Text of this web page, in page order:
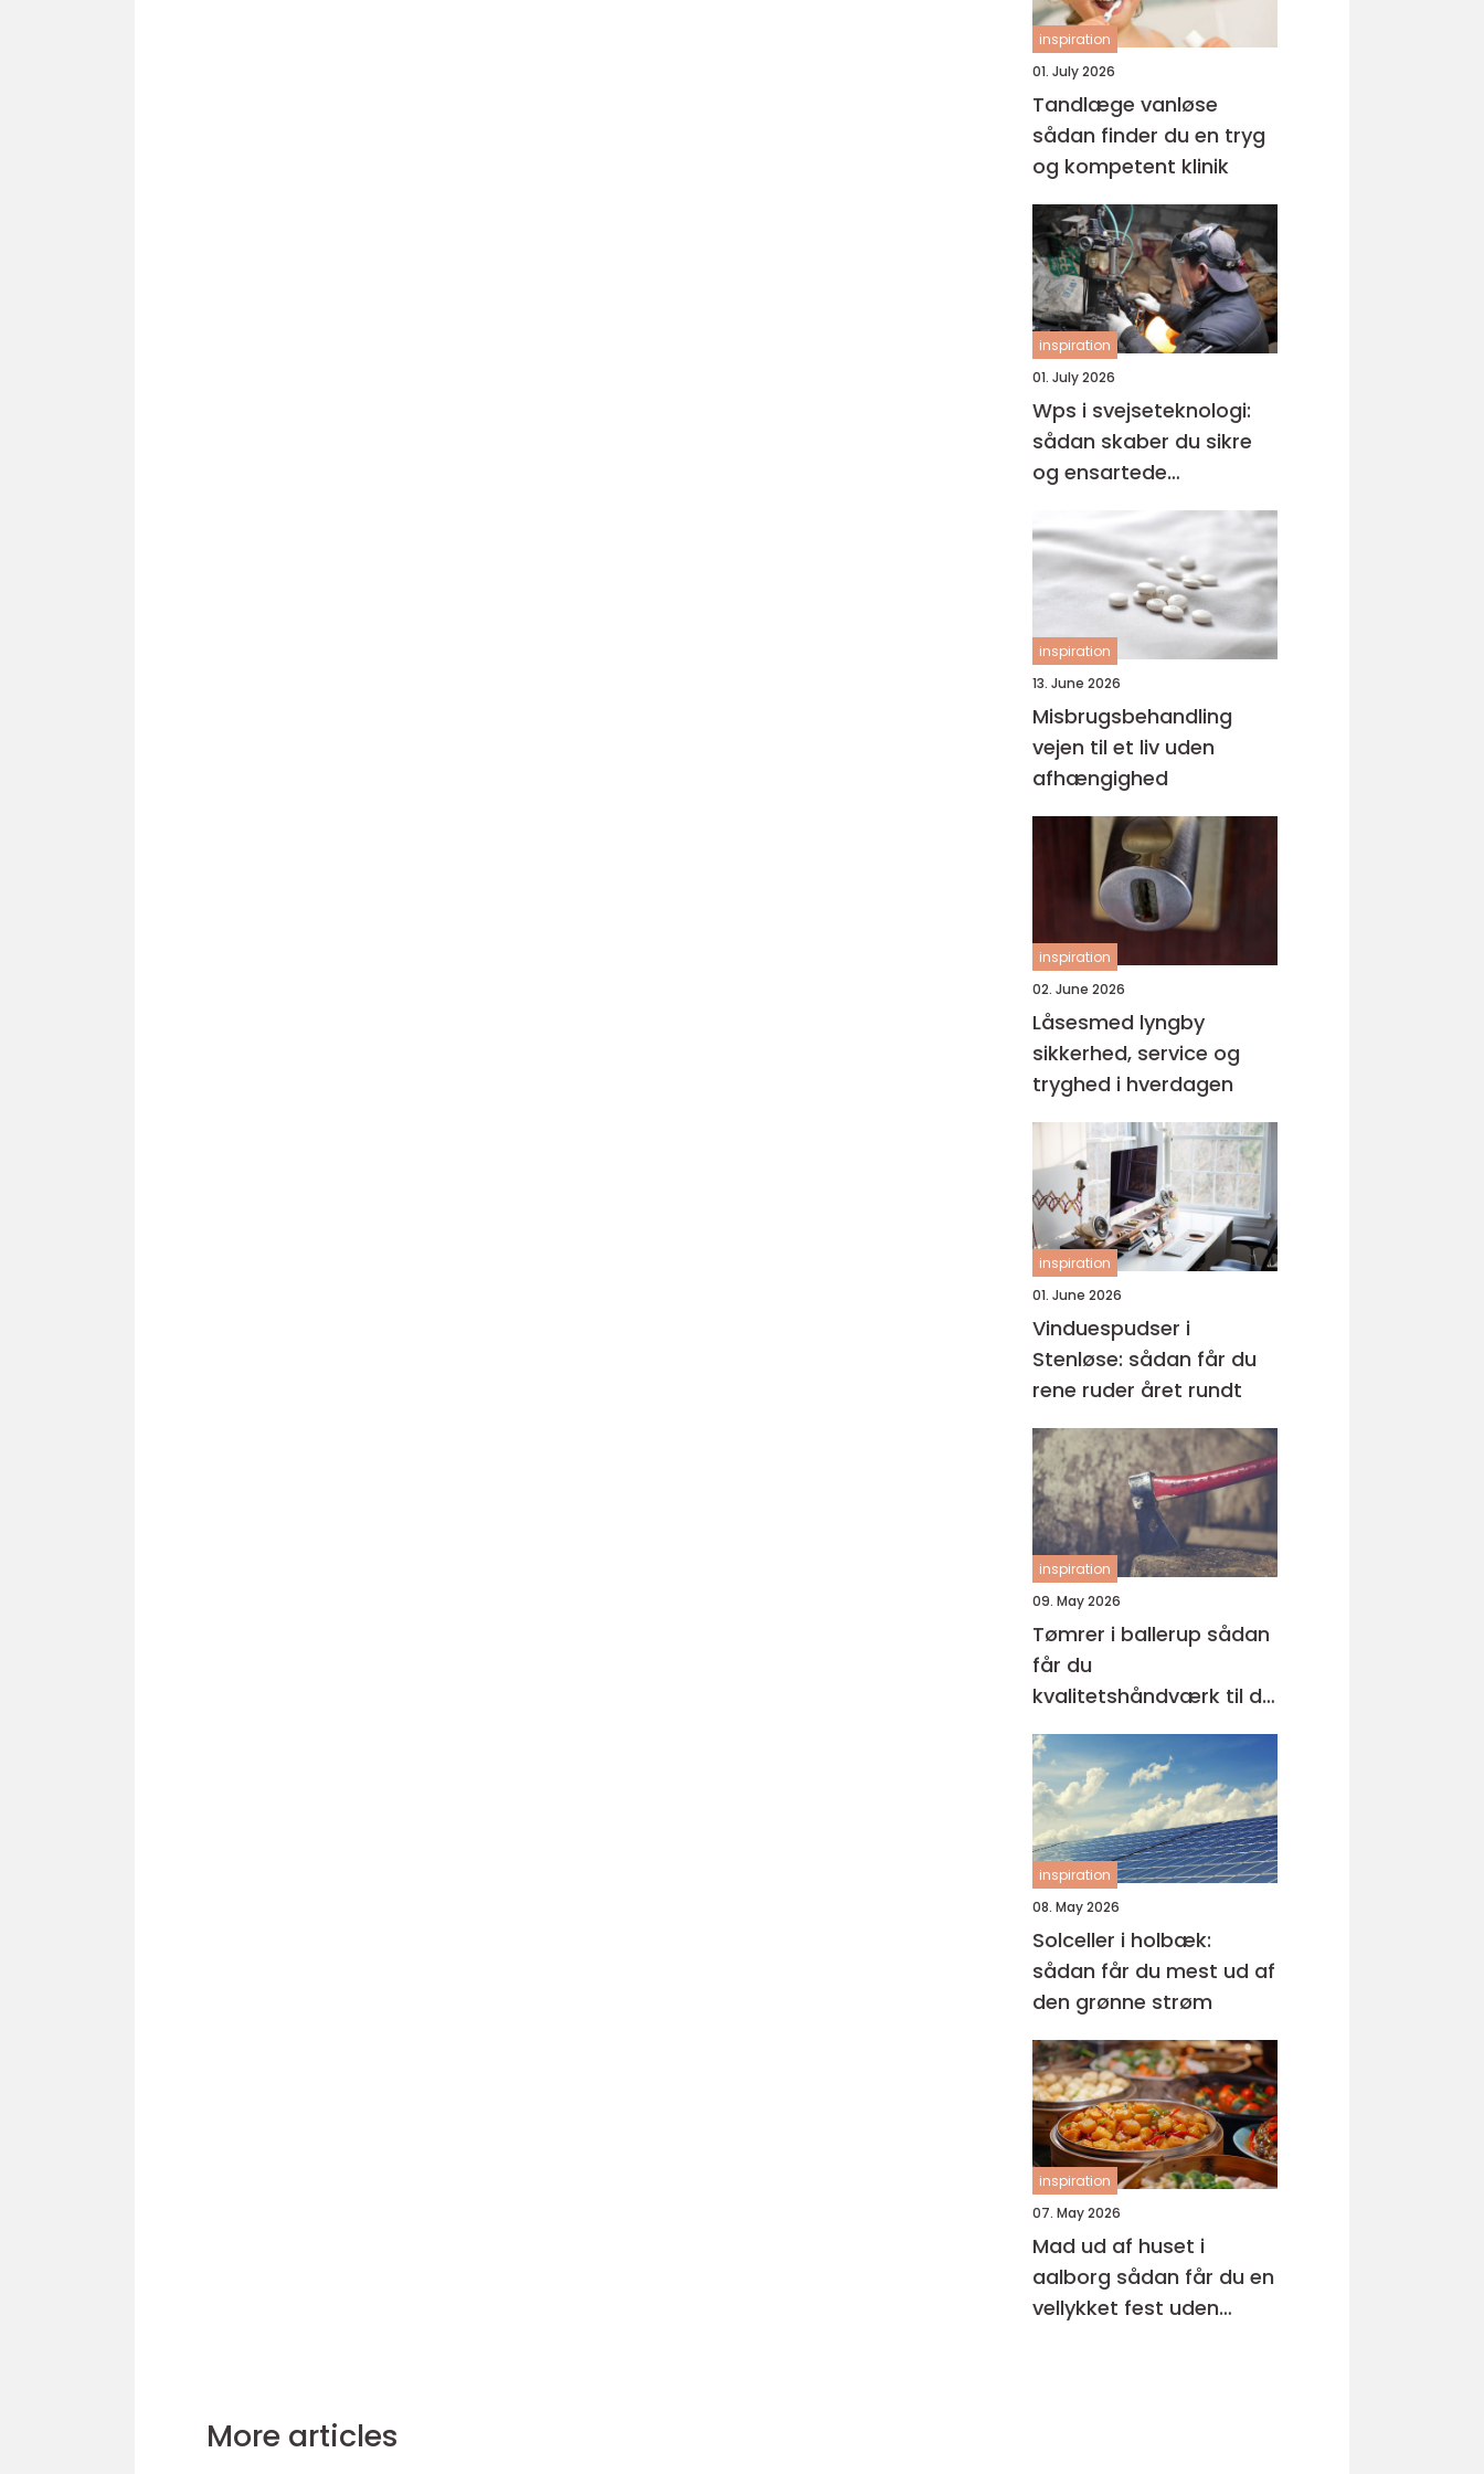
inspiration
01. July 2026
Tandlæge vanløse
sådan finder du en tryg
og kompetent klinik
inspiration
01. July 2026
Wps i svejseteknologi:
sådan skaber du sikre
og ensartede
inspiration
13. June 2026
Misbrugsbehandling
vejen til et liv uden
afhængighed
inspiration
02. June 2026
Låsesmed lyngby
sikkerhed, service og
tryghed i hverdagen
inspiration
01. June 2026
Vinduespudser i
Stenløse: sådan får du
rene ruder året rundt
inspiration
09. May 2026
Tømrer i ballerup sådan
får du
kvalitetshåndværk til dit
næste projekt
inspiration
08. May 2026
Solceller i holbæk:
sådan får du mest ud af
den grønne strøm
inspiration
07. May 2026
Mad ud af huset i
aalborg sådan får du en
vellykket fest uden
More articles